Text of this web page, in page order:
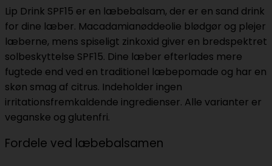
Lip Drink SPF15 er en læbebalsam, der er en sand drink
for dine læber. Macadamianøddeolie blødgør og plejer
læberne, mens spiseligt zinkoxid giver en bredspektret
solbeskyttelse SPF15. Dine læber efterlades mere
fugtede end ved en traditionel læbepomade og har en
skøn smag af citrus. Indeholder ingen
irritationsfremkaldende ingredienser. Alle varianter er
veganske og glutenfri.
Fordele ved læbebalsamen